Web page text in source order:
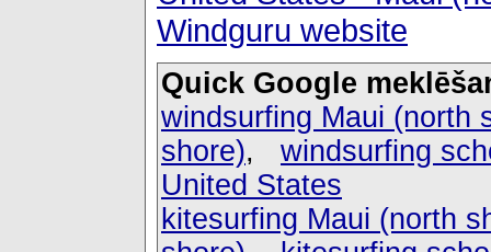
Windguru website
Quick Google
windsurfing Maui (north
shore), windsurfing
United States
kitesurfing Maui (north